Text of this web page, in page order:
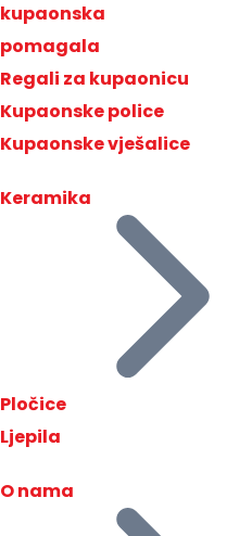
kupaonska
pomagala
Regali za kupaonicu
Kupaonske police
Kupaonske vješalice
Keramika
Pločice
Ljepila
O nama